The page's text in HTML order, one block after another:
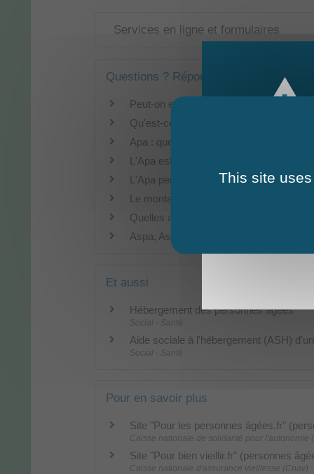
Services en ligne et formulaires
Questions ? Réponses !
Peut-on encore bénéficier du minimum
Qu'est-ce que la grille Aggir ?
Apa : quel est le montant de votre reste
L'Apa est-elle versée sous conditions de
L'Apa peut-elle être suspendue ?
Le montant de l'Apa peut-il être révisé ?
Quelles aides peut toucher une
Aspa, Asi : faut-il résider en France ?
Et aussi
Hébergement des personnes âgées
Social - Santé
Aide sociale à l'hébergement (ASH)
Social - Santé
Pour en savoir plus
Site "Pour les personnes âgées.fr"
Caisse nationale de solidarité pour l'autonomie
Site "Pour bien vieillir.fr" (personnes
Caisse nationale d'assurance vieillesse (Cnav)
This site